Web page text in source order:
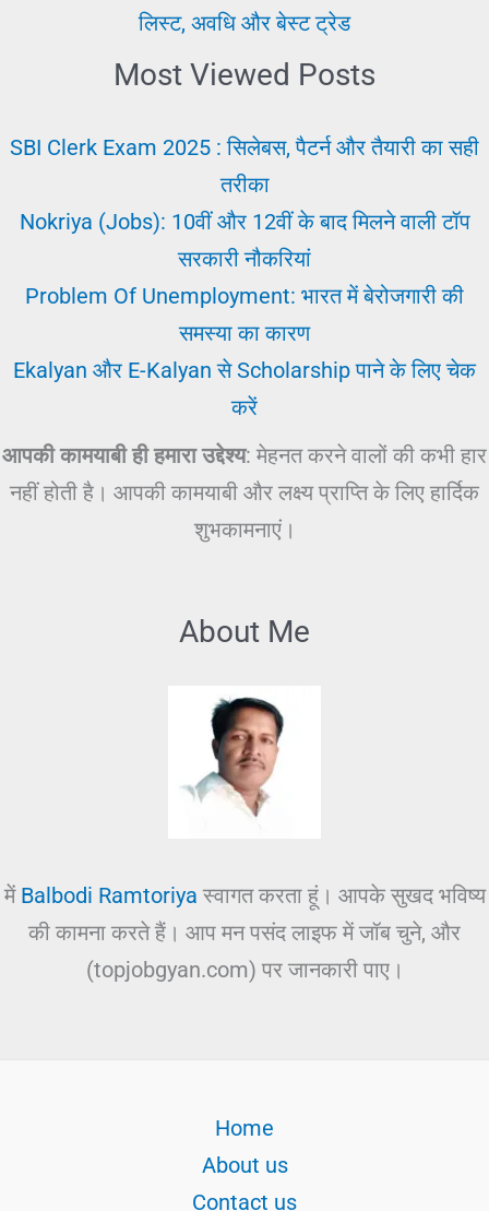
लिस्ट, अवधि और बेस्ट ट्रेड
Most Viewed Posts
SBI Clerk Exam 2025 : सिलेबस, पैटर्न और तैयारी का सही
तरीका
Nokriya (Jobs): 10वीं और 12वीं के बाद मिलने वाली टॉप
सरकारी नौकरियां
Problem Of Unemployment: भारत में बेरोजगारी की
समस्या का कारण
Ekalyan और E-Kalyan से Scholarship पाने के लिए चेक
करें
आपकी कामयाबी ही हमारा उद्देश्य: मेहनत करने वालों की कभी हार
नहीं होती है। आपकी कामयाबी और लक्ष्य प्राप्ति के लिए हार्दिक
शुभकामनाएं।
About Me
में Balbodi Ramtoriya स्वागत करता हूं। आपके सुखद भविष्य
की कामना करते हैं। आप मन पसंद लाइफ में जॉब चुने, और
(topjobgyan.com) पर जानकारी पाए।
Home
About us
Contact us